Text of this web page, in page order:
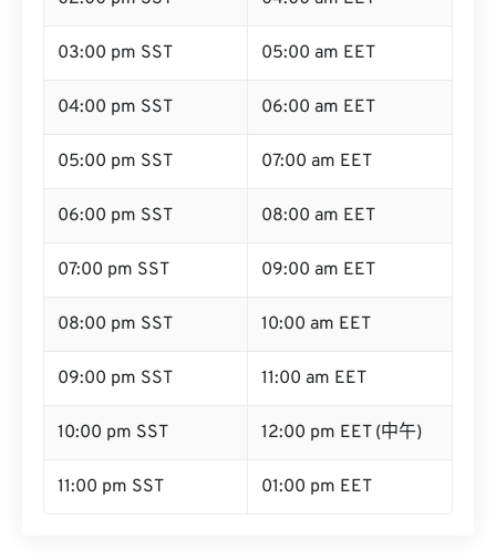
03:00 pm SST 05:00 am EET
04:00 pm SST 06:00 am EET
05:00 pm SST 07:00 am EET
06:00 pm SST 08:00 am EET
07:00 pm SST 09:00 am EET
08:00 pm SST 10:00 am EET
09:00 pm SST 11:00 am EET
10:00 pm SST 12:00 pm EET (中午)
11:00 pm SST 01:00 pm EET